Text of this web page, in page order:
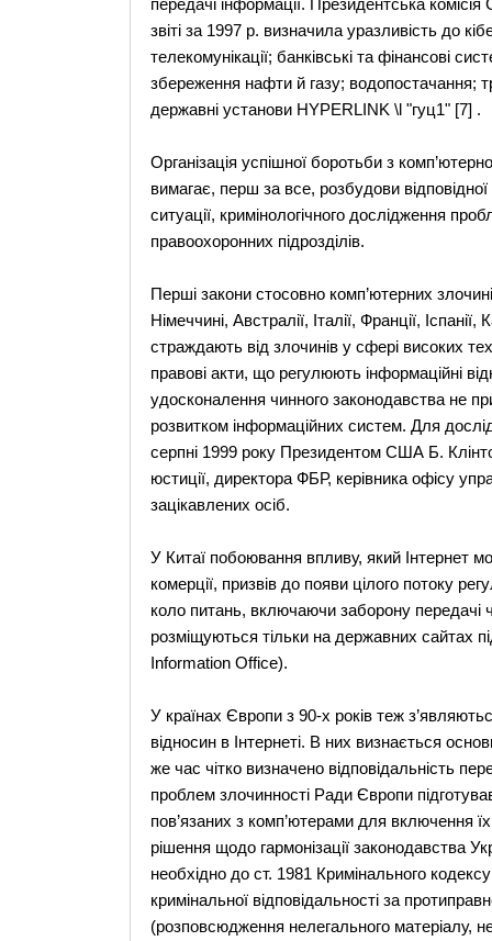
передачі інформації. Президентська
звіті за 1997 р. визначила уразливість до
телекомунікації; банківські та фінансові
збереження нафти й газу; водопостачання;
державні установи HYPERLINK \l "гуц1" [7] .
Організація успішної боротьби з
вимагає, перш за все, розбудови відповідної
ситуації, кримінологічного дослідження
правоохоронних підрозділів.
Перші закони стосовно комп’ютерних
Німеччині, Австралії, Італії, Франції,
страждають від злочинів у сфері високих
правові акти, що регулюють інформаційні
удосконалення чинного законодавства не
розвитком інформаційних систем. Для
серпні 1999 року Президентом США Б.
юстиції, директора ФБР, керівника офісу
зацікавлених осіб.
У Китаї побоювання впливу, який Інтернет
комерції, призвів до появи цілого потоку
коло питань, включаючи заборону передачі
розміщуються тільки на державних сайтах
Information Office).
У країнах Європи з 90-х років теж
відносин в Інтернеті. В них визнається
же час чітко визначено відповідальність
проблем злочинності Ради Європи
пов’язаних з комп’ютерами для включення
рішення щодо гармонізації законодавства
необхідно до ст. 1981 Кримінального
кримінальної відповідальності за
(розповсюдження нелегального матеріалу,